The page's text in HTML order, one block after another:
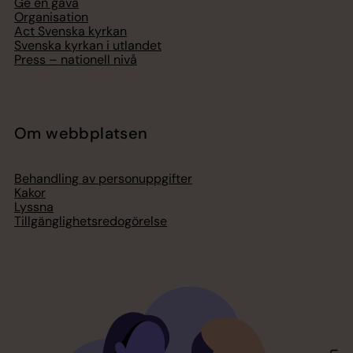
Organisation
Act Svenska kyrkan
Svenska kyrkan i utlandet
Press – nationell nivå
Om webbplatsen
Behandling av personuppgifter
Kakor
Lyssna
Tillgänglighetsredogörelse